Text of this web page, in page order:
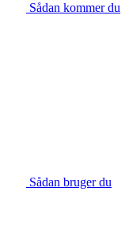
Sådan kommer du
Sådan bruger du